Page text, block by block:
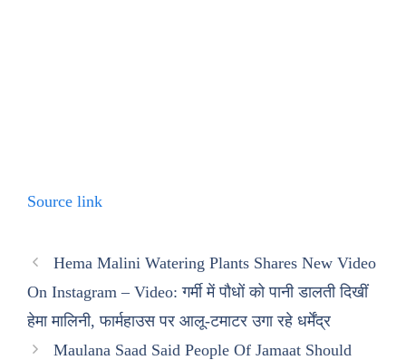
Source link
Hema Malini Watering Plants Shares New Video
On Instagram – Video: गर्मी में पौधों को पानी डालती दिखीं
हेमा मालिनी, फार्महाउस पर आलू-टमाटर उगा रहे धर्मेंद्र
Maulana Saad Said People Of Jamaat Should